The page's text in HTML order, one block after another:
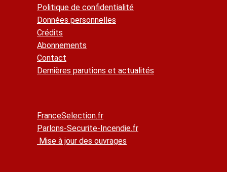
Politique de confidentialité
Données personnelles
Crédits
Abonnements
Contact
Dernières parutions et actualités
FranceSelection.fr
Parlons-Securite-Incendie.fr
Mise à jour des ouvrages